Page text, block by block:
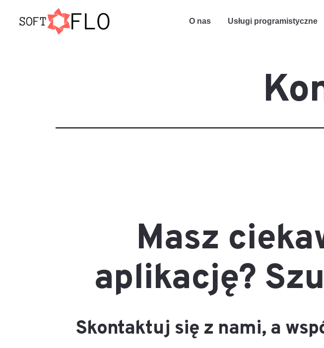
O nas Usługi programistyczne
Masz
aplikację?
Skontaktuj się z nami, a